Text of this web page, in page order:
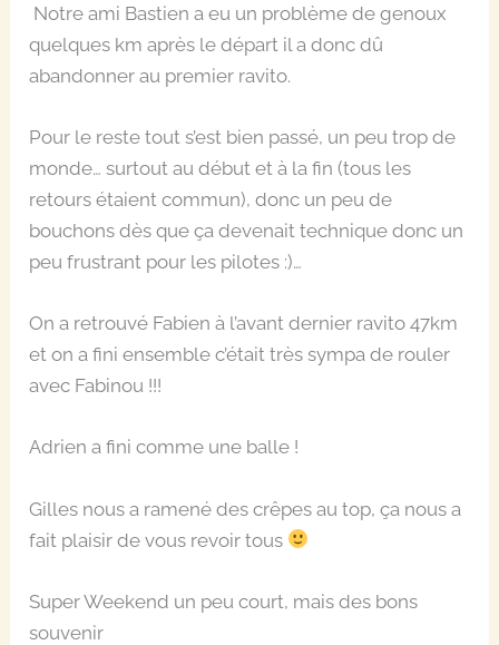
Notre ami Bastien a eu un problème de genoux
quelques km après le départ il a donc dû
abandonner au premier ravito.
Pour le reste tout s’est bien passé, un peu trop de
monde… surtout au début et à la fin (tous les
retours étaient commun), donc un peu de
bouchons dès que ça devenait technique donc un
peu frustrant pour les pilotes :)…
On a retrouvé Fabien à l’avant dernier ravito 47km
et on a fini ensemble c’était très sympa de rouler
avec Fabinou !!!
Adrien a fini comme une balle !
Gilles nous a ramené des crêpes au top, ça nous a
fait plaisir de vous revoir tous
Super Weekend un peu court, mais des bons
souvenir